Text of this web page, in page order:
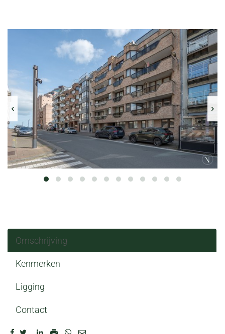
Omschrijving
Kenmerken
Ligging
Contact